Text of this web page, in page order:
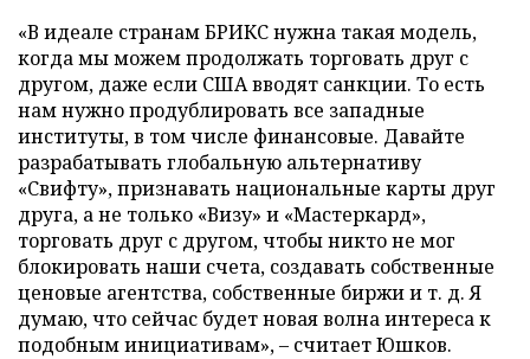
«В идеале странам БРИКС нужна такая модель,
когда мы можем продолжать торговать друг с
другом, даже если США вводят санкции. То есть
нам нужно продублировать все западные
институты, в том числе финансовые. Давайте
разрабатывать глобальную альтернативу
«Свифту», признавать национальные карты друг
друга, а не только «Визу» и «Мастеркард»,
торговать друг с другом, чтобы никто не мог
блокировать наши счета, создавать собственные
ценовые агентства, собственные биржи и т. д. Я
думаю, что сейчас будет новая волна интереса к
подобным инициативам», – считает Юшков.